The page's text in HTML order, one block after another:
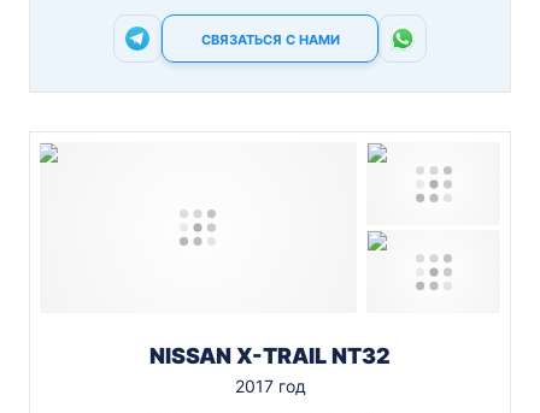
СВЯЗАТЬСЯ С НАМИ
NISSAN X-TRAIL NT32
2017 год